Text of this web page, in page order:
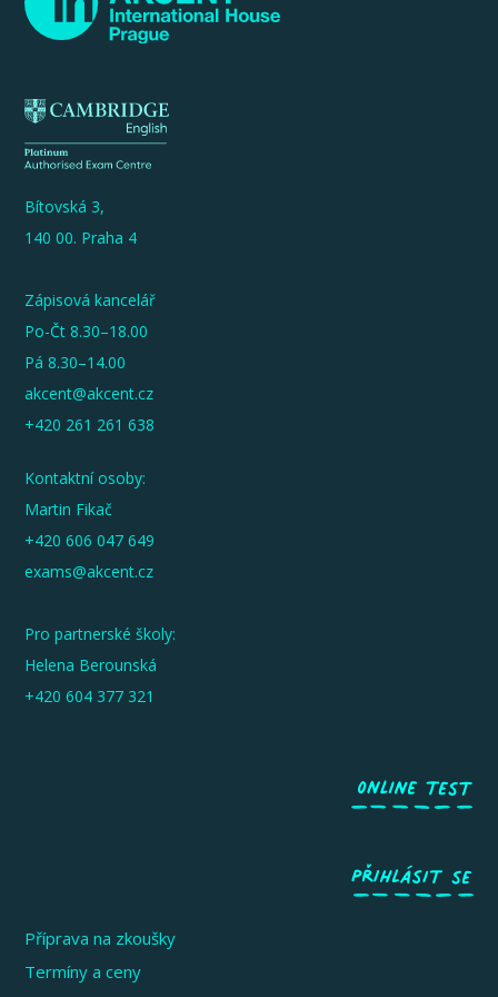
Bítovská 3,
140 00. Praha 4
Zápisová kancelář
Po-Čt 8.30–18.00
Pá 8.30–14.00
akcent@akcent.cz
+420 261 261 638
Kontaktní osoby:
Martin Fikač
+420 606 047 649
exams@akcent.cz
Pro partnerské školy:
Helena Berounská
+420 604 377 321
Příprava na zkoušky
Termíny a ceny